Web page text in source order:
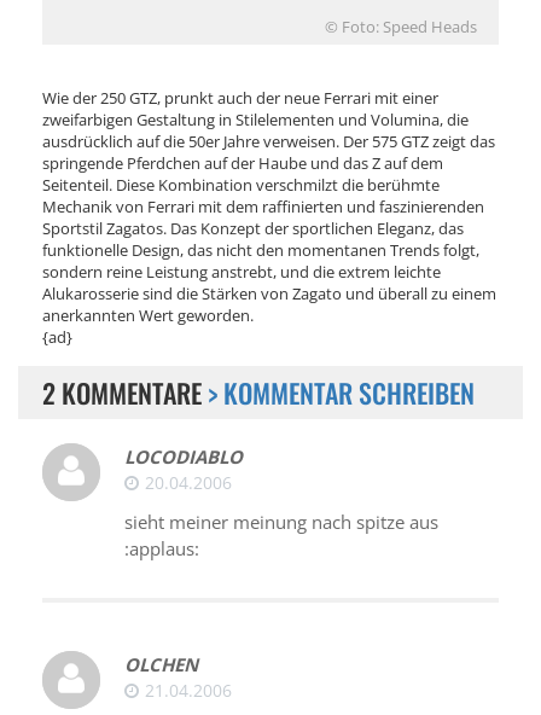
© Foto: Speed Heads
Wie der 250 GTZ, prunkt auch der neue Ferrari mit einer
zweifarbigen Gestaltung in Stilelementen und Volumina, die
ausdrücklich auf die 50er Jahre verweisen. Der 575 GTZ zeigt das
springende Pferdchen auf der Haube und das Z auf dem
Seitenteil. Diese Kombination verschmilzt die berühmte
Mechanik von Ferrari mit dem raffinierten und faszinierenden
Sportstil Zagatos. Das Konzept der sportlichen Eleganz, das
funktionelle Design, das nicht den momentanen Trends folgt,
sondern reine Leistung anstrebt, und die extrem leichte
Alukarosserie sind die Stärken von Zagato und überall zu einem
anerkannten Wert geworden.
{ad}
2 KOMMENTARE> KOMMENTAR SCHREIBEN
LOCODIABLO
20.04.2006
sieht meiner meinung nach spitze aus
:applaus:
OLCHEN
21.04.2006